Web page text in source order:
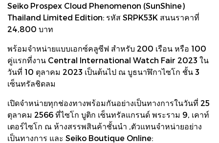
Seiko Prospex Cloud Phenomenon (SunShine)
Thailand Limited Edition: รหัส SRPK53K สนนราคาที่
24,800 บาท
พร้อมจำหน่ายแบบเอกซ์คลูซีฟ สำหรับ 200 เรือน หรือ 100
คู่แรกที่งาน Central International Watch Fair 2023 ใน
วันที่ 10 ตุลาคม 2023 เป็นต้นไป ณ บูธนาฬิกาไซโก ชั้น 3
เซ็นทรัลชิดลม
เปิดจำหน่ายทุกช่องทางพร้อมกันอย่างเป็นทางการในวันที่ 25
ตุลาคม 2566 ที่ไซโก บูติก เซ็นทรัลแกรนด์ พระราม 9, เคาท์
เตอร์ไซโก ณ ห้างสรรพสินค้าชั้นนำ ,ตัวแทนจำหน่ายอย่าง
เป็นทางการ และ Seiko Boutique Online: